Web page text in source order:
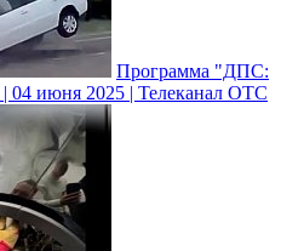
Программа "ДПС:
04 июня 2025 | Телеканал ОТС